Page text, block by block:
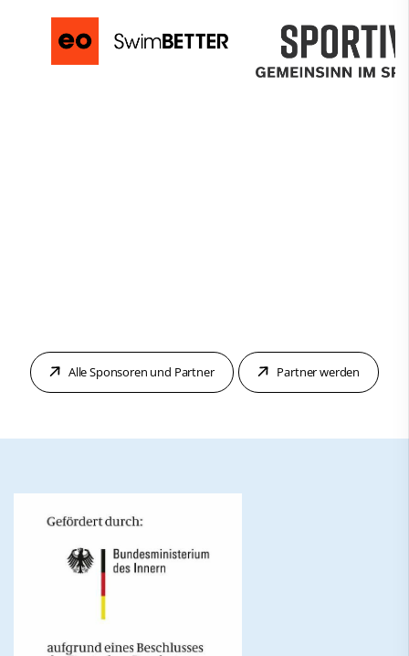
Alle Sponsoren und Partner Partner werden